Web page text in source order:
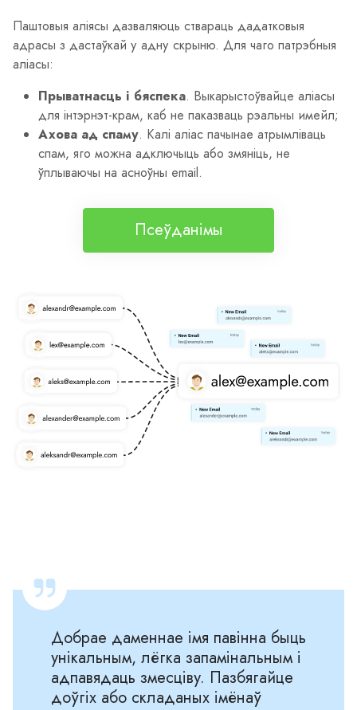
Паштовыя аліясы дазваляюць ствараць дадатковыя
адрасы з дастаўкай у адну скрыню. Для чаго патрэбныя
аліасы:
Прыватнасць і бяспека. Выкарыстоўвайце аліасы
для інтэрнэт-крам, каб не паказваць рэальны имейл;
Ахова ад спаму. Калі аліас пачынае атрымліваць
спам, яго можна адключыць або змяніць, не
ўплываючы на асноўны email.
Псеўданімы
Добрае даменнае імя павінна быць
унікальным, лёгка запамінальным і
адпавядаць змесціву. Пазбягайце
доўгіх або складаных імёнаў